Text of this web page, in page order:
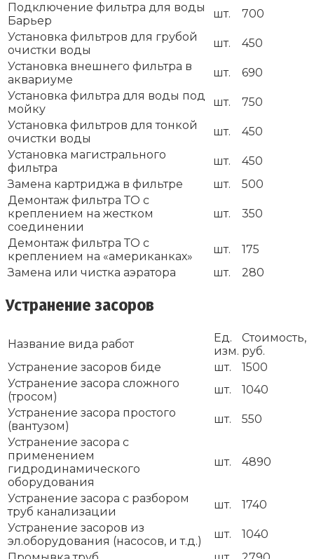
Подключение фильтра для воды
Барьер
шт.
700
Установка фильтров для грубой
очистки воды
шт.
450
Установка внешнего фильтра в
аквариуме
шт.
690
Установка фильтра для воды под
мойку
шт.
750
Установка фильтров для тонкой
очистки воды
шт.
450
Установка магистрального
фильтра
шт.
450
Замена картриджа в фильтре
шт.
500
Демонтаж фильтра ТО с
креплением на жестком
соединении
шт. 350
Демонтаж фильтра ТО с
креплением на «американках»
шт.
175
Замена или чистка аэратора
шт. 280
Устранение засоров
Название вида работ
Ед.
изм.
Стоимость,
руб.
Устранение засоров биде
шт.
1500
Устранение засора сложного
(тросом)
шт.
1040
Устранение засора простого
(вантузом)
шт.
550
Устранение засора с
применением
гидродинамического
оборудования
шт. 4890
Устранение засора с разбором
труб канализации
шт.
1740
Устранение засоров из
эл.оборудования (насосов, и т.д.)
шт.
1040